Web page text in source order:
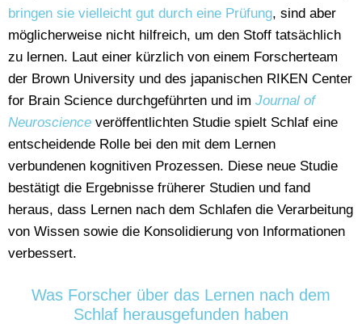
bringen sie vielleicht gut durch eine Prüfung, sind aber
möglicherweise nicht hilfreich, um den Stoff tatsächlich
zu lernen. Laut einer kürzlich von einem Forscherteam
der Brown University und des japanischen RIKEN Center
for Brain Science durchgeführten und im Journal of
Neuroscience veröffentlichten Studie spielt Schlaf eine
entscheidende Rolle bei den mit dem Lernen
verbundenen kognitiven Prozessen. Diese neue Studie
bestätigt die Ergebnisse früherer Studien und fand
heraus, dass Lernen nach dem Schlafen die Verarbeitung
von Wissen sowie die Konsolidierung von Informationen
verbessert.
Was Forscher über das Lernen nach dem
Schlaf herausgefunden haben